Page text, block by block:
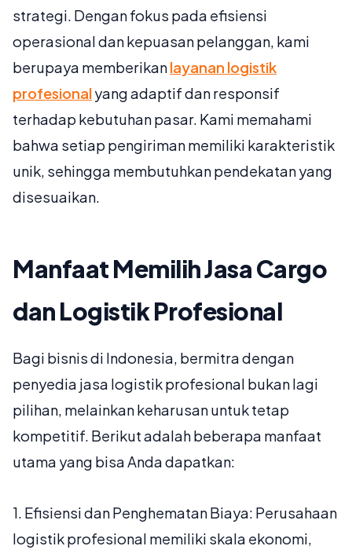
strategi. Dengan fokus pada efisiensi
operasional dan kepuasan pelanggan, kami
berupaya memberikanlayanan logistik
profesionalyang adaptif dan responsif
terhadap kebutuhan pasar. Kami memahami
bahwa setiap pengiriman memiliki karakteristik
unik, sehingga membutuhkan pendekatan yang
disesuaikan.
Manfaat Memilih Jasa Cargo
dan Logistik Profesional
Bagi bisnis di Indonesia, bermitra dengan
penyedia jasa logistik profesional bukan lagi
pilihan, melainkan keharusan untuk tetap
kompetitif. Berikut adalah beberapa manfaat
utama yang bisa Anda dapatkan:
1. Efisiensi dan Penghematan Biaya: Perusahaan
logistik profesional memiliki skala ekonomi,